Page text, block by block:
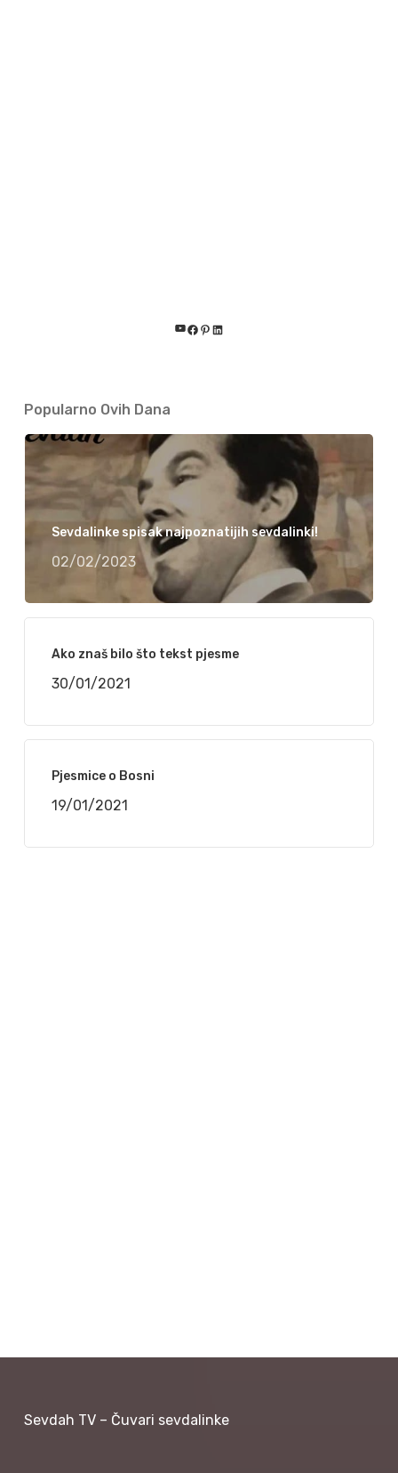
YouTube
Facebook
Pinterest
LinkedIn
Popularno Ovih Dana
Sevdalinke spisak najpoznatijih sevdalinki!
02/02/2023
Ako znaš bilo što tekst pjesme
30/01/2021
Pjesmice o Bosni
19/01/2021
Sevdah TV – Čuvari sevdalinke